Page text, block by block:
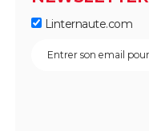
Linternaute.com